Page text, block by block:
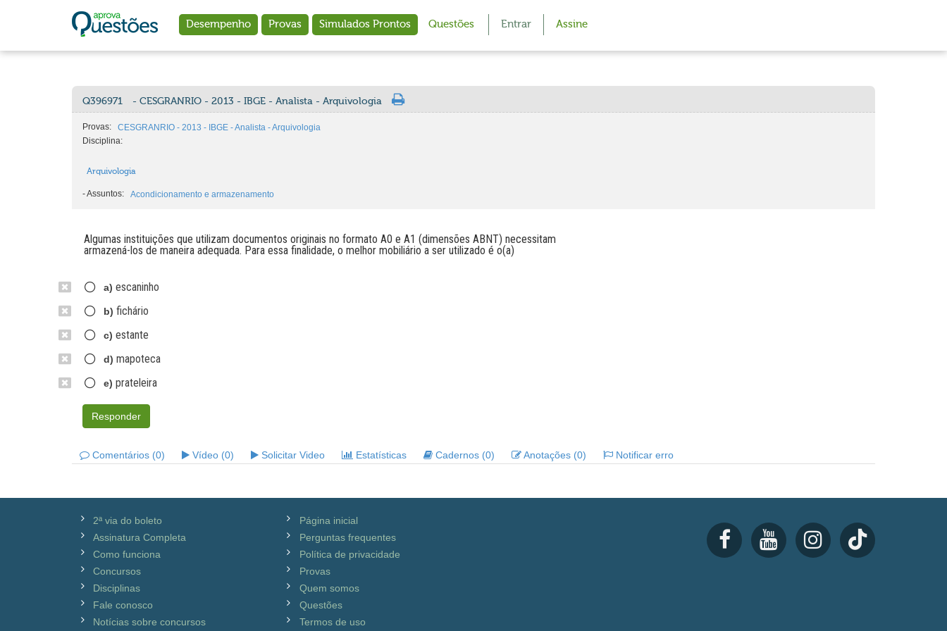
Desempenho Provas Simulados Prontos Questões Entrar Assine
Q396971 - CESGRANRIO - 2013 - IBGE - Analista - Arquivologia
Provas:
CESGRANRIO - 2013 - IBGE - Analista - Arquivologia
Disciplina:
Arquivologia
-Assuntos: Acondicionamento e armazenamento
Algumas instituições que utilizam documentos originais no formato A0 e A1 (dimensões ABNT) necessitam
armazená-los de maneira adequada. Para essa finalidade, o melhor mobiliário a ser utilizado é o(a)
a) escaninho
b) fichário
c) estante
d) mapoteca
e) prateleira
Responder
Comentários (0) Vídeo (0) Solicitar Video Estatísticas Cadernos (0) Anotações (0) Notificar erro
2ª via do boleto
Assinatura Completa
Como funciona
Concursos
Disciplinas
Fale conosco
Notícias sobre concursos
Página inicial
Perguntas frequentes
Política de privacidade
Provas
Quem somos
Questões
Termos de uso